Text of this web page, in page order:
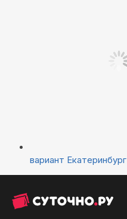
вариант Екатеринбург